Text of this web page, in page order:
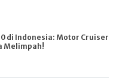
di Indonesia: Motor Cruiser
Melimpah!